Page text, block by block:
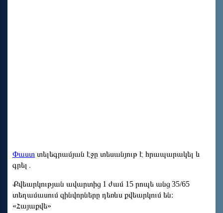
Փաստ տելեգրամյան էջը տեսանյութ է հրապարակել և
գրել․
Քվեարկության ավարտից 1 ժամ 15 րոպե անց 35/65
տեղամասում զինվորները դեռևս քվեարկում են։
«Հայաքվե»